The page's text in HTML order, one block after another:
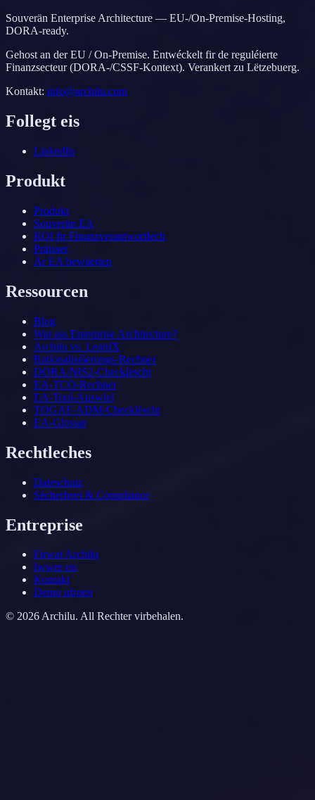
Souverän Enterprise Architecture — EU-/On-Premise-Hosting,
DORA-ready.
Gehost an der EU / On-Premise. Entwéckelt fir de reguléierte
Finanzsecteur (DORA-/CSSF-Kontext). Verankert zu Lëtzebuerg.
Kontakt: info@archilu.com
Follegt eis
LinkedIn
Produkt
Produkt
Souverän EA
ROI fir Finanzverantwortlech
Präisser
Är EA bewäerten
Ressourcen
Blog
Wat ass Enterprise Architecture?
Archilu vs. LeanIX
Rationaliséierungs-Rechner
DORA/NIS2-Checklëscht
EA-TCO-Rechner
EA-Tool-Auswiel
TOGAF-ADM-Checklëscht
EA-Glossar
Rechtleches
Dateschutz
Sécherheet & Compliance
Entreprise
Firwat Archilu
Iwwer eis
Kontakt
Demo ufroen
© 2026Archilu. All Rechter virbehalen.